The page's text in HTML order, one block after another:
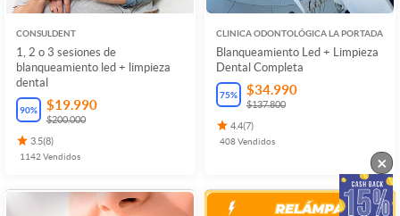
CONSULDENT
1, 2 o 3 sesiones de
blanqueamiento led + limpieza
dental
90% $19.990
$200.000
3.5(8)
1142 Vendidos
CLINICA ODONTOLÓGICA LA PORTADA
Blanqueamiento Led + Limpieza
Dental Completa
75% $34.990
$137.800
4.4(7)
408Vendidos
×